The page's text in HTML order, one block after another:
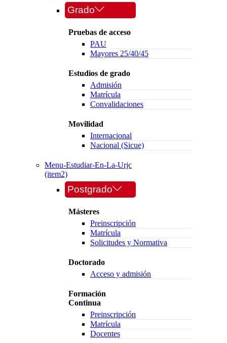
Grado
Pruebas de acceso
PAU
Mayores 25/40/45
Estudios de grado
Admisión
Matrícula
Convalidaciones
Movilidad
Internacional
Nacional (Sicue)
Menu-Estudiar-En-La-Urjc
(item2)
Postgrado
Másteres
Preinscripción
Matrícula
Solicitudes y Normativa
Doctorado
Acceso y admisión
Formación
Continua
Preinscripción
Matrícula
Docentes